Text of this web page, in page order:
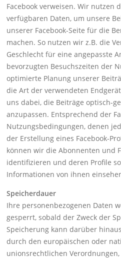
Facebook verweisen. Wir nutzen
verfügbaren Daten, um unsere
unserer Facebook-Seite für die
machen. So nutzen wir z.B. die
Geschlecht für eine angepasste
bevorzugten Besuchszeiten der
optimierte Planung unserer
die Art der verwendeten
uns dabei, die Beiträge optisch-
anzupassen. Entsprechend der
Nutzungsbedingungen, denen
der Erstellung eines Facebook-
können wir die Abonnenten und
identifizieren und deren Profile
Informationen von ihnen
Speicherdauer
Ihre personenbezogenen Daten
gesperrt, sobald der Zweck der
Speicherung kann darüber
durch den europäischen oder
unionsrechtlichen